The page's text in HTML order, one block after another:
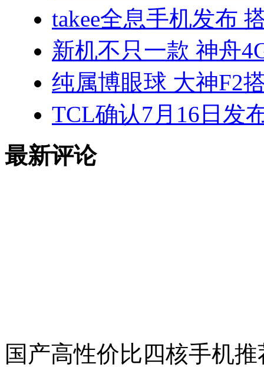
takee全息手机发布
新机不只一款 神舟
纯属博眼球 大神F2
TCL确认7月16日发
最新评论
国产高性价比四核手机推